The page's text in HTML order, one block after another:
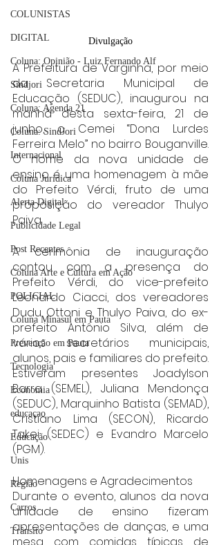
COLUNISTAS
DIGITAL
Coluna: Opinião - Luiz Fernando Alf
Sindjori
Coluna: Agenda 21
Coluna: SindJori
Internacional
Coluna Jurídica
Alerta Digital
Publicidade Legal
Post Recentes
Coluna Arte e Cultura em Ação
POLICIAL
Coluna Minasul em Pauta
Prevenção em Pauta
Tecnologia
Economia
educaçao
Educação
Unis
Região
Carros
Trânsito
Divulgação
A Prefeitura de Varginha, por meio
da Secretaria Municipal de
Educação (SEDUC), inaugurou na
manhã desta sexta-feira, 21 de
junho, o Cemei “Dona Lurdes
Ferreira Melo” no bairro Bouganville.
O nome da nova unidade de
ensino é uma homenagem à mãe
do Prefeito Vérdi, fruto de uma
proposição do vereador Thulyo
Paiva.
A cerimônia de inauguração
contou com a presença do
Prefeito Vérdi, do vice-prefeito
Leonardo Ciacci, dos vereadores
Dudu Ottoni e Thulyo Paiva, do ex-
prefeito Antônio Silva, além de
vários secretários municipais,
alunos, pais e familiares do prefeito.
Estiveram presentes Joadylson
Barra (SEMEL), Juliana Mendonça
(SEDUC), Marquinho Batista (SEMAD),
Cristiano Lima (SECON), Ricardo
Takei (SEDEC) e Evandro Marcelo
(PGM).
Homenagens e Agradecimentos
Durante o evento, alunos da nova
unidade de ensino fizeram
apresentações de danças, e uma
mesa com comidas típicas de